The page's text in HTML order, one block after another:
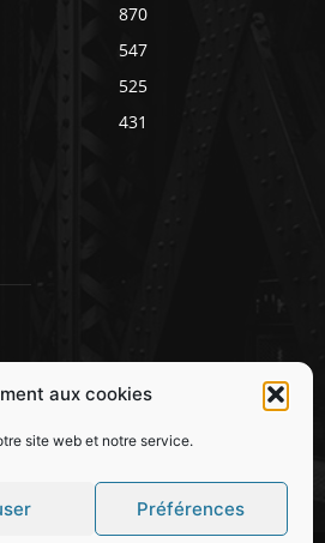
aux cookies
site web et notre service.
Préférences
870
547
525
431